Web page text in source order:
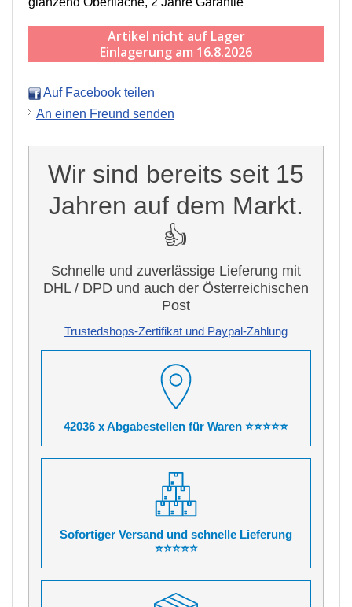
Artikel nicht auf Lager
Einlagerung am 16.8.2026
Auf Facebook teilen
An einen Freund senden
Wir sind bereits seit 15
Jahren auf dem Markt.
👍
Schnelle und zuverlässige Lieferung mit
DHL / DPD und auch der Österreichischen
Post
Trustedshops-Zertifikat und Paypal-Zahlung
42036 x Abgabestellen für Waren ⭐⭐⭐⭐⭐
Sofortiger Versand und schnelle Lieferung
⭐⭐⭐⭐⭐